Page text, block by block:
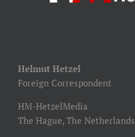
Helmut Hetzel
Foreign Correspondent
HM-HetzelMedia
The Hague, The Netherlands